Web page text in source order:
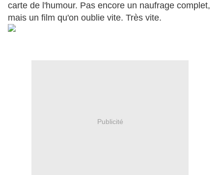
carte de l'humour. Pas encore un naufrage complet,
mais un film qu'on oublie vite. Très vite.
Publicité